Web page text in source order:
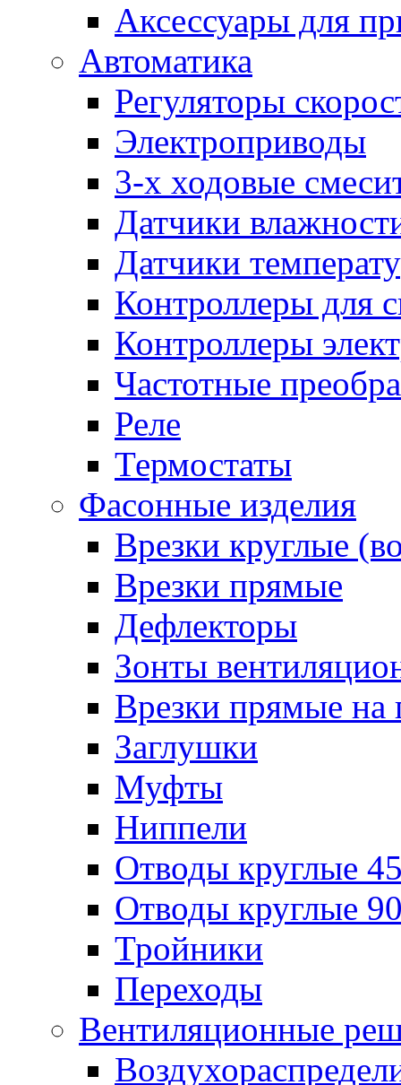
Аксессуары для
Автоматика
Регуляторы
Электроприводы
3-х ходовые
Датчики
Датчики
Контроллеры для
Контроллеры
Частотные
Реле
Термостаты
Фасонные изделия
Врезки круглые
Врезки прямые
Дефлекторы
Зонты
Врезки прямые на
Заглушки
Муфты
Ниппели
Отводы круглые
Отводы круглые
Тройники
Переходы
Вентиляционные